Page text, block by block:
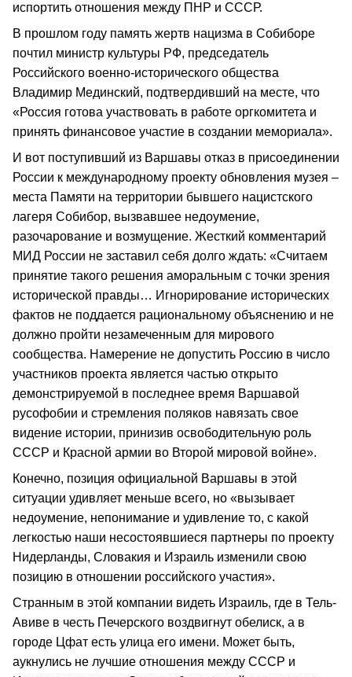
испортить отношения между ПНР и СССР.
В прошлом году память жертв нацизма в Собиборе
почтил министр культуры РФ, председатель
Российского военно-исторического общества
Владимир Мединский, подтвердивший на месте, что
«Россия готова участвовать в работе оргкомитета и
принять финансовое участие в создании мемориала».
И вот поступивший из Варшавы отказ в присоединении
России к международному проекту обновления музея –
места Памяти на территории бывшего нацистского
лагеря Собибор, вызвавшее недоумение,
разочарование и возмущение. Жесткий комментарий
МИД России не заставил себя долго ждать: «Считаем
принятие такого решения аморальным с точки зрения
исторической правды… Игнорирование исторических
фактов не поддается рациональному объяснению и не
должно пройти незамеченным для мирового
сообщества. Намерение не допустить Россию в число
участников проекта является частью открыто
демонстрируемой в последнее время Варшавой
русофобии и стремления поляков навязать свое
видение истории, принизив освободительную роль
СССР и Красной армии во Второй мировой войне».
Конечно, позиция официальной Варшавы в этой
ситуации удивляет меньше всего, но «вызывает
недоумение, непонимание и удивление то, с какой
легкостью наши несостоявшиеся партнеры по проекту
Нидерланды, Словакия и Израиль изменили свою
позицию в отношении российского участия».
Странным в этой компании видеть Израиль, где в Тель-
Авиве в честь Печерского воздвигнут обелиск, а в
городе Цфат есть улица его имени. Может быть,
аукнулись не лучшие отношения между СССР и